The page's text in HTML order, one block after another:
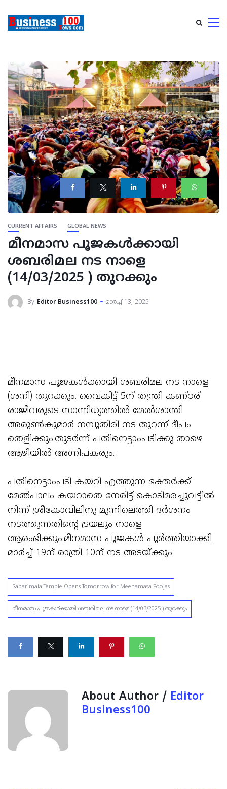
CURRENT AFFAIRS GLOBAL NEWS
മീനമാസ പൂജകൾക്കായി
ശബരിമല നട നാളെ
(14/03/2025 ) തുറക്കും
By Editor Business100 മാർച്ച്‌ 13, 2025
മീനമാസ പൂജകൾക്കായി ശബരിമല നട നാളെ
(ശനി) തുറക്കും. വൈകിട്ട് 5ന് തന്ത്രി കണ്ഠര്
രാജീവരുടെ സാന്നിധ്യത്തിൽ മേൽശാന്തി
അരുൺകുമാർ നമ്പൂതിരി നട തുറന്ന് ദീപം
തെളിക്കും.തുടർന്ന് പതിനെട്ടാംപടിക്കു താഴെ
ആഴിയിൽ അഗ്നിപകരും.
പതിനെട്ടാംപടി കയറി എത്തുന്ന ഭക്തർക്ക്
മേൽപാലം കയറാതെ നേരിട്ട് കൊടിമരച്ചുവട്ടിൽ
നിന്ന് ശ്രീകോവിലിനു മുന്നിലെത്തി ദർശനം
നടത്തുന്നതിന്റെ ട്രയലും നാളെ
ആരംഭിക്കും.മീനമാസ പൂജകൾ പൂർത്തിയാക്കി
മാർച്ച് 19ന് രാത്രി 10ന് നട അടയ്ക്കും
Sabarimala Temple Opens Tomorrow for Meenamasa Poojas
മീനമാസ പൂജകൾക്കായി ശബരിമല നട നാളെ (14/03/2025 ) തുറക്കും
About Author / Editor
Business100